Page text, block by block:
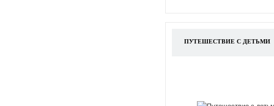
ПУТЕШЕСТВИЕ С ДЕТЬМИ